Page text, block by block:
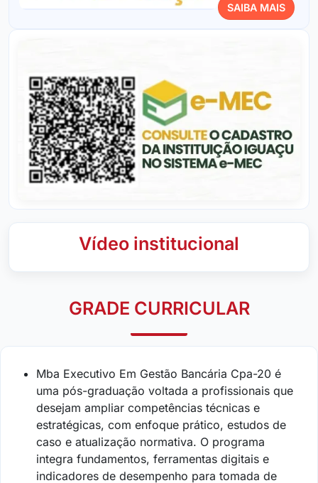
SAIBA MAIS
Vídeo institucional
GRADE CURRICULAR
Mba Executivo Em Gestão Bancária Cpa-20 é
uma pós-graduação voltada a profissionais que
desejam ampliar competências técnicas e
estratégicas, com enfoque prático, estudos de
caso e atualização normativa. O programa
integra fundamentos, ferramentas digitais e
indicadores de desempenho para tomada de